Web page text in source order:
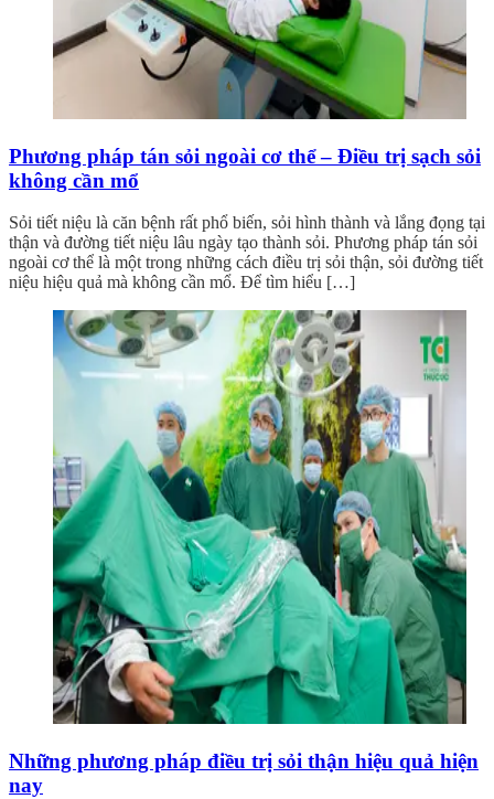
Phương pháp tán sỏi ngoài cơ thể – Điều trị sạch sỏi
không cần mổ
Sỏi tiết niệu là căn bệnh rất phổ biến, sỏi hình thành và lắng đọng tại
thận và đường tiết niệu lâu ngày tạo thành sỏi. Phương pháp tán sỏi
ngoài cơ thể là một trong những cách điều trị sỏi thận, sỏi đường tiết
niệu hiệu quả mà không cần mổ. Để tìm hiểu […]
Những phương pháp điều trị sỏi thận hiệu quả hiện
nay